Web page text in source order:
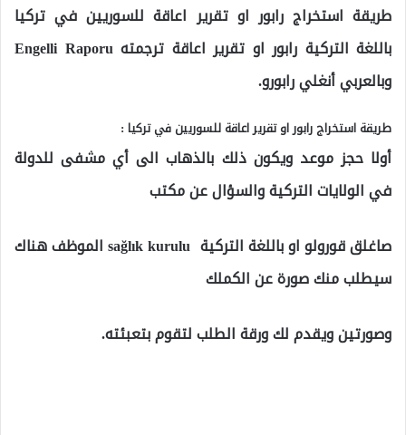
طريقة استخراج رابور او تقرير اعاقة للسوريين في تركيا
باللغة التركية رابور او تقرير اعاقة ترجمته Engelli Raporu
وبالعربي أنغلي رابورو.
طريقة استخراج رابور او تقرير اعاقة للسوريين في تركيا :
أولا حجز موعد ويكون ذلك بالذهاب الى أي مشفى للدولة
في الولايات التركية والسؤال عن مكتب
صاغلق قورولو او باللغة التركية sağlık kurulu الموظف هناك
سيطلب منك صورة عن الكملك
وصورتين ويقدم لك ورقة الطلب لتقوم بتعبئته.